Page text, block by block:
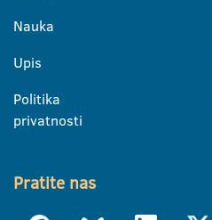
Nauka
Upis
Politika
privatnosti
Pratite nas